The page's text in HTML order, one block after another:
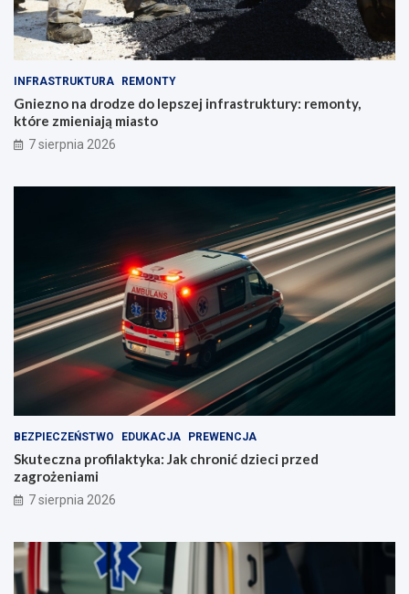
INFRASTRUKTURA REMONTY
Gniezno na drodze do lepszej infrastruktury: remonty,
które zmieniają miasto
7 sierpnia 2026
BEZPIECZEŃSTWO EDUKACJA PREWENCJA
Skuteczna profilaktyka: Jak chronić dzieci przed
zagrożeniami
7 sierpnia 2026